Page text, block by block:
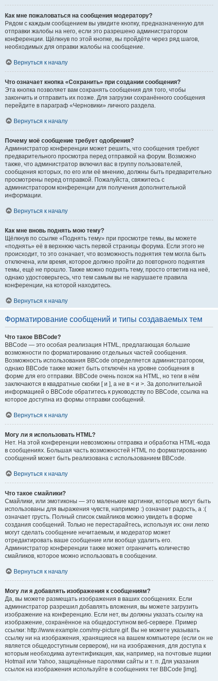
Как мне пожаловаться на сообщения модератору?
Рядом с каждым сообщением вы увидите кнопку, предназначенную для
отправки жалобы на него, если это разрешено администратором
конференции. Щёлкнув по этой кнопке, вы пройдёте через ряд шагов,
необходимых для оправки жалобы на сообщение.
Вернуться к началу
Что означает кнопка «Сохранить» при создании сообщения?
Эта кнопка позволяет вам сохранять сообщения для того, чтобы
закончить и отправить их позже. Для загрузки сохранённого сообщения
перейдите в параграф «Черновики» личного раздела.
Вернуться к началу
Почему моё сообщение требует одобрения?
Администратор конференции может решить, что сообщения требуют
предварительного просмотра перед отправкой на форум. Возможно
также, что администратор включил вас в группу пользователей,
сообщения которых, по его или её мнению, должны быть предварительно
просмотрены перед отправкой. Пожалуйста, свяжитесь с
администратором конференции для получения дополнительной
информации.
Вернуться к началу
Как мне вновь поднять мою тему?
Щёлкнув по ссылке «Поднять тему» при просмотре темы, вы можете
«поднять» её в верхнюю часть первой страницы форума. Если этого не
происходит, то это означает, что возможность поднятия тем могла быть
отключена, или время, которое должно пройти до повторного поднятия
темы, ещё не прошло. Также можно поднять тему, просто ответив на неё,
однако удостоверьтесь, что тем самым вы не нарушаете правила
конференции, на которой находитесь.
Вернуться к началу
Форматирование сообщений и типы создаваемых тем
Что такое BBCode?
BBCode — это особая реализация HTML, предлагающая большие
возможности по форматированию отдельных частей сообщения.
Возможность использования BBCode определяется администратором,
однако BBCode также может быть отключён на уровне сообщения в
форме для его отправки. BBCode очень похож на HTML, но теги в нём
заключаются в квадратные скобки [ и ], а не в < и >. За дополнительной
информацией о BBCode обратитесь к руководству по BBCode, ссылка на
которое доступна из формы отправки сообщений.
Вернуться к началу
Могу ли я использовать HTML?
Нет. На этой конференции невозможны отправка и обработка HTML-кода
в сообщениях. Большая часть возможностей HTML по форматированию
сообщений может быть реализована с использованием BBCode.
Вернуться к началу
Что такое смайлики?
Смайлики, или эмотиконы — это маленькие картинки, которые могут быть
использованы для выражения чувств, например :) означает радость, а :(
означает грусть. Полный список смайликов можно увидеть в форме
создания сообщений. Только не перестарайтесь, используя их: они легко
могут сделать сообщение нечитаемым, и модератор может
отредактировать ваше сообщение или вообще удалить его.
Администратор конференции также может ограничить количество
смайликов, которое можно использовать в сообщении.
Вернуться к началу
Могу ли я добавлять изображения к сообщениям?
Да, вы можете размещать изображения в ваших сообщениях. Если
администратор разрешил добавлять вложения, вы можете загрузить
изображение на конференцию. Если нет, вы должны указать ссылку на
изображение, сохранённое на общедоступном веб-сервере. Пример
ссылки: http://www.example.com/my-picture.gif. Вы не можете указывать
ссылку ни на изображения, хранящиеся на вашем компьютере (если он не
является общедоступным сервером), ни на изображения, для доступа к
которым необходима аутентификация, как, например, на почтовые ящики
Hotmail или Yahoo, защищённые паролями сайты и т. п. Для указания
ссылок на изображения используйте в сообщениях тег BBCode [img].